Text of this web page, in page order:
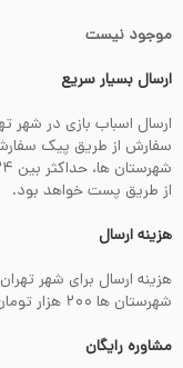
موجود نیست
ارسال بسیار سریع
سفارش از طریق پیک
از طریق پست خواهد بود.
هزینه ارسال
شهرستان ها ۲۰۰ هزار تومان می باشد.
مشاوره رایگان